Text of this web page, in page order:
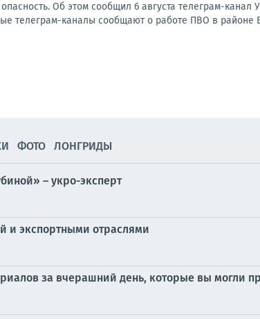
Об этом сообщил 6 августа телеграм-
телеграм-каналы сообщают о работе ПВО в районе
ФОТО ЛОНГРИДЫ
– укро-эксперт
и экспортными отраслями
за вчерашний день, которые вы могли